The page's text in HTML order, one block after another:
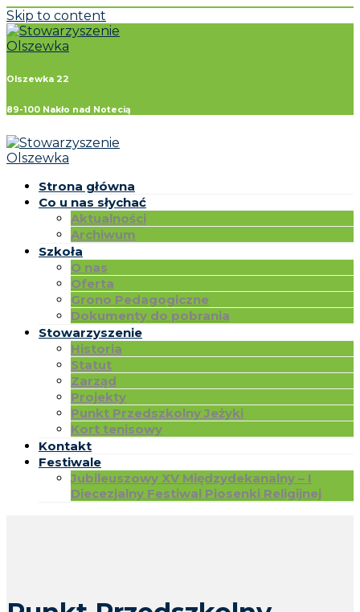
Skip to content
Olszewka 22
89-100 Nakło nad Notecią
Strona główna
Co u nas słychać
Aktualności
Archiwum
Szkoła
O nas
Oferta
Grono Pedagogiczne
Dokumenty do pobrania
Stowarzyszenie
Historia
Statut
Zarząd
Projekty
Punkt Przedszkolny Jeżyki
Kort tenisowy
Kontakt
Festiwale
Jubileuszowy XV Międzydekanalny – I
Diecezjalny Festiwal Piosenki Religijnej